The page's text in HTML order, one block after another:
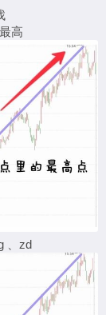
高
、zd